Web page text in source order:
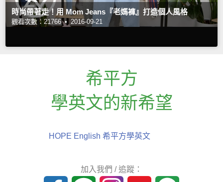
時尚帶著走！用 Mom Jeans『老媽褲』打造個人風格
觀看次數：21766 • 2016-09-21
希平方
學英文的新希望
HOPE English 希平方學英文
加入我們 / 追蹤：